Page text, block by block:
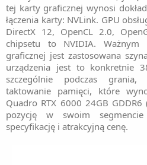
tej karty graficznej wynosi
łączenia karty: NVLink. GPU
DirectX 12, OpenCL 2.0,
chipsetu to NVIDIA. Ważnym
graficznej jest zastosowana
urządzenia jest to konkretnie
szczególnie podczas
taktowanie pamięci, które
Quadro RTX 6000 24GB
pozycję w swoim
specyfikację i atrakcyjną cenę.